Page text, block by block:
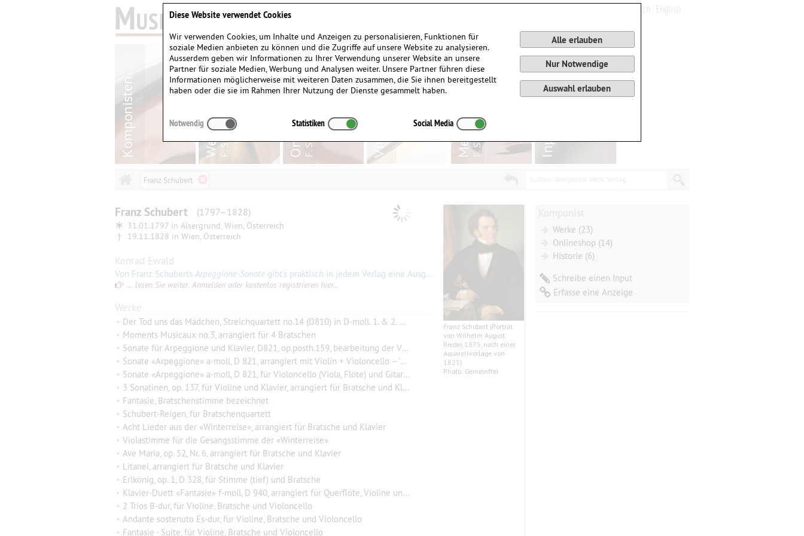
Franz Schubert
Franz Schubert (1797–1828)
∗ 31.01.1797 in Alsergrund, Wien, Österreich
†
19.11.1828 in Wien, Österreich
Konrad Ewald
Von Franz Schuberts Arpeggione-Sonate gibt's praktisch in jedem Verlag eine Ausgabe. Massgebend ist jetzt wohl die Henle-Publikation. Ebenso bekannt sind die beiden
... lesen Sie weiter. Anmelden oder kostenlos registrieren hier...
Werke
• Der Tod uns das Mädchen, Streichquartett no.14 (D810) in D-moll. 1. & 2. Satz
• Moments Musicaux no.3, arrangiert für 4 Bratschen
• Sonate für Arpeggione und Klavier, D821, op.posth.159, bearbeitung der Viola-Stimme
• Sonate «Arpeggione» a-moll, D 821, arrangiert mit Violin + Violoncello – 'Begleitung' statt Klavier
• Sonate «Arpeggione» a-moll, D 821, für Violoncello (Viola, Flöte) und Gitarre
• 3 Sonatinen, op. 137, für Violine und Klavier, arrangiert für Bratsche und Klavier
• Fantasie, Bratschenstimme bezeichnet
• Schubert-Reigen, für Bratschenquartett
• Acht Lieder aus der «Winterreise», arrangiert für Bratsche und Klavier
• Violastimme für die Gesangsstimme der «Winterreise»
• Ave Maria, op. 52, Nr. 6, arrangiert für Bratsche und Klavier
• Litanei, arrangiert für Bratsche und Klavier
• Erlkönig, op. 1, D 328, für Stimme (tief) und Bratsche
• Klavier-Duett «Fantasie» f-moll, D 940, arrangiert für Querflöte, Violine und Bratsche oder 2 Violinen und Bratsche
• 2 Trios B-dur, für Violine, Bratsche und Violoncello
• Andante sostenuto Es-dur, für Violine, Bratsche und Violoncello
• Fantasie - Suite, für Violine, Bratsche und Violoncello
Franz Schubert (Porträt
von Wilhelm August
Rieder, 1875, nach einer
Aquarellvorlage von
1825)
Photo: Gemeinfrei
Werke (23)
Onlineshop (14)
Historie (6)
Schreibe einen Input
Erfasse eine Anzeige
Diese Website verwendet Cookies
Wir verwenden Cookies, um Inhalte und Anzeigen zu personalisieren, Funktionen für
soziale Medien anbieten zu können und die Zugriffe auf unsere Website zu analysieren.
Ausserdem geben wir Informationen zu Ihrer Verwendung unserer Website an unsere
Partner für soziale Medien, Werbung und Analysen weiter. Unsere Partner führen diese
Informationen möglicherweise mit weiteren Daten zusammen, die Sie ihnen bereitgestellt
haben oder die sie im Rahmen Ihrer Nutzung der Dienste gesammelt haben.
Alle erlauben
Nur Notwendige
Auswahl erlauben
Notwendig Statistiken Social Media